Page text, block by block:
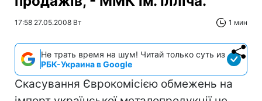
17:58 27.05.2008 Вт 1 мин
Не трать время на шум! Читай только суть из
РБК-Украина в Google
Скасування Єврокомісією обмежень на